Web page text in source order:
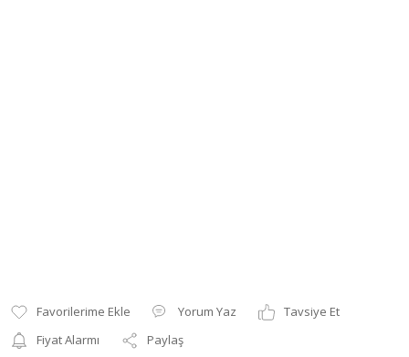
Yorum Yaz
Tavsiye Et
Fiyat Alarmı
Paylaş